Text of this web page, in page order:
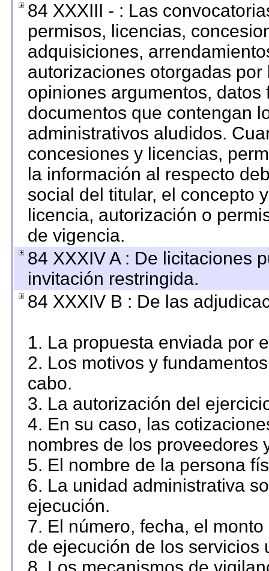
84 XXXIII - : Las
permisos, licencias,
adquisiciones,
autorizaciones otorgadas
opiniones argumentos,
documentos que contengan
administrativos aludidos.
concesiones y licencias,
la información al respecto
social del titular, el concepto
licencia, autorización o
de vigencia.
84 XXXIV A : De licitaciones
invitación restringida.
84 XXXIV B : De las
1. La propuesta enviada por
2. Los motivos y
cabo.
3. La autorización del
4. En su caso, las
nombres de los proveedores
5. El nombre de la persona
6. La unidad administrativa
ejecución.
7. El número, fecha, el
de ejecución de los servicios